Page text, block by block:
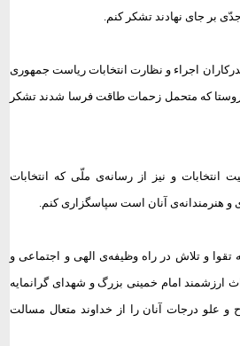
بر جای نهادند تشکر کنم.
اجراء و نظارت انتخابات ریاست جمهوری
روستا که متحمل زحمات طاقت فرسا شدند تشکر
انتخابات و نیز از رسانه‌ی ملّی که انتخابات
هنرمندانه‌ی آنان است سپاسگزاری کنم.
تقوا و تلاش در راه وظیفه‌ی الهی و اجتماعی و
ارزشمند امام خمینی بزرگ و شهدای گرانمایه
علو درجات آنان را از خداوند متعال مسالت